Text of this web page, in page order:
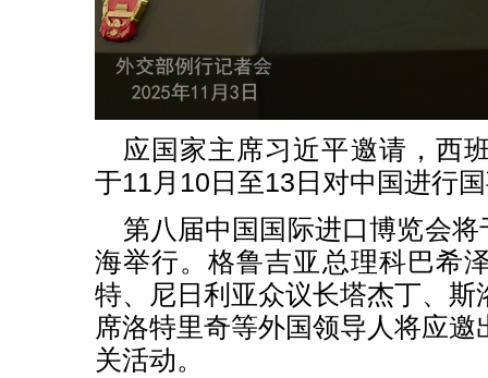
应国家主席习近平邀请，西
于11月10日至13日对中国进行
第八届中国国际进口博览会
海举行。格鲁吉亚总理科巴希
特、尼日利亚众议长塔杰丁、斯
席洛特里奇等外国领导人将应
关活动。